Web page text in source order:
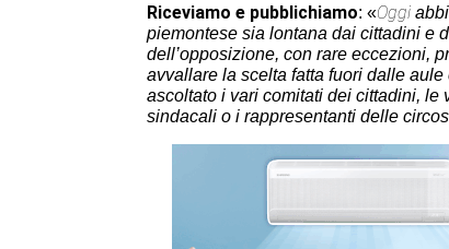
Riceviamo e pubblichiamo: «Oggi
piemontese sia lontana dai cittadini e
dell’opposizione, con rare eccezioni,
avvallare la scelta fatta fuori dalle
ascoltato i vari comitati dei cittadini, le
sindacali o i rappresentanti delle